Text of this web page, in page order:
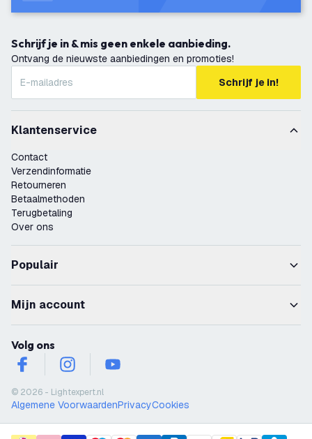
Schrijf je in & mis geen enkele aanbieding.
Ontvang de nieuwste aanbiedingen en promoties!
Schrijf je in!
Klantenservice
Contact
Verzendinformatie
Retourneren
Betaalmethoden
Terugbetaling
Over ons
Populair
Mijn account
Volg ons
facebookinstagramyoutube
© 2026 - Lightexpert.nl
Algemene VoorwaardenPrivacyCookies